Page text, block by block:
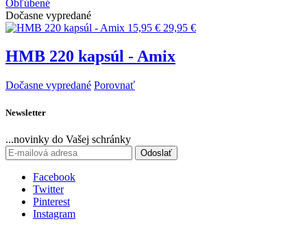
Obľúbené
Dočasne vypredané
15,95 € 29,95 €
HMB 220 kapsúl - Amix
Dočasne vypredané Porovnať
Newsletter
...novinky do Vašej schránky
Odoslať
Facebook
Twitter
Pinterest
Instagram